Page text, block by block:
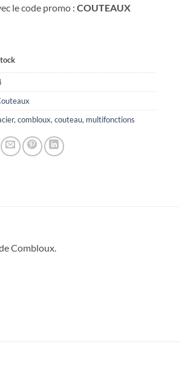
le code promo : COUTEAUX
, combloux, couteau, multifonctions
Combloux.